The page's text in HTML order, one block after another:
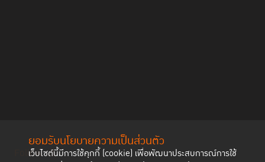
ยอมรับนโยบายความเป็นส่วนตัว
เว็บไซต์นี้มีการใช้คุกกี้ (cookie) เพื่อพัฒนาประสบการณ์การใช้
Follow us